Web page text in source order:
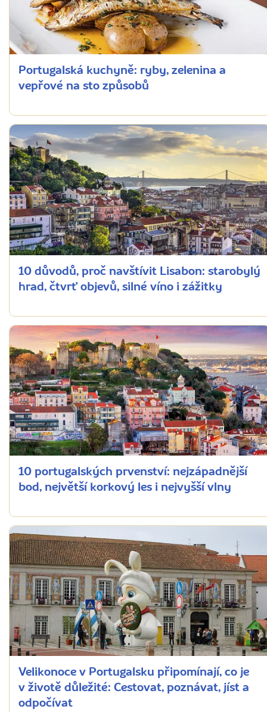
Portugalská kuchyně: ryby, zelenina a
vepřové na sto způsobů
10 důvodů, proč navštívit Lisabon: starobylý
hrad, čtvrť objevů, silné víno i zážitky
10 portugalských prvenství: nejzápadnější
bod, největší korkový les i nejvyšší vlny
Velikonoce v Portugalsku připomínají, co je
v životě důležité: Cestovat, poznávat, jíst a
odpočívat